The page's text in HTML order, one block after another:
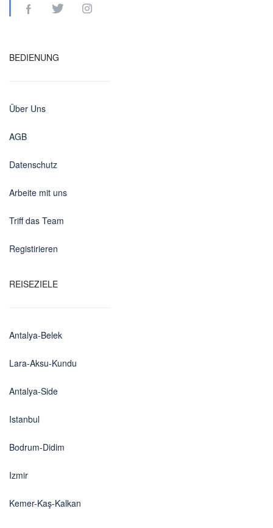
BEDIENUNG
Über Uns
AGB
Datenschutz
Arbeite mit uns
Triff das Team
Registirieren
REISEZIELE
Antalya-Belek
Lara-Aksu-Kundu
Antalya-Side
Istanbul
Bodrum-Didim
Izmir
Kemer-Kaş-Kalkan